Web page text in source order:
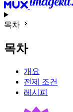
목차
목차
개요
전제 조건
레시피